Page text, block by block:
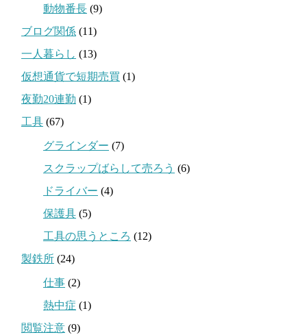
動物番長 (9)
ブログ関係 (11)
一人暮らし (13)
仮想通貨で短期売買 (1)
夜勤20連勤 (1)
工具 (67)
グラインダー (7)
スクラップばらして売ろう (6)
ドライバー (4)
保護具 (5)
工具の思うところ (12)
製鉄所 (24)
仕事 (2)
熱中症 (1)
閲覧注意 (9)